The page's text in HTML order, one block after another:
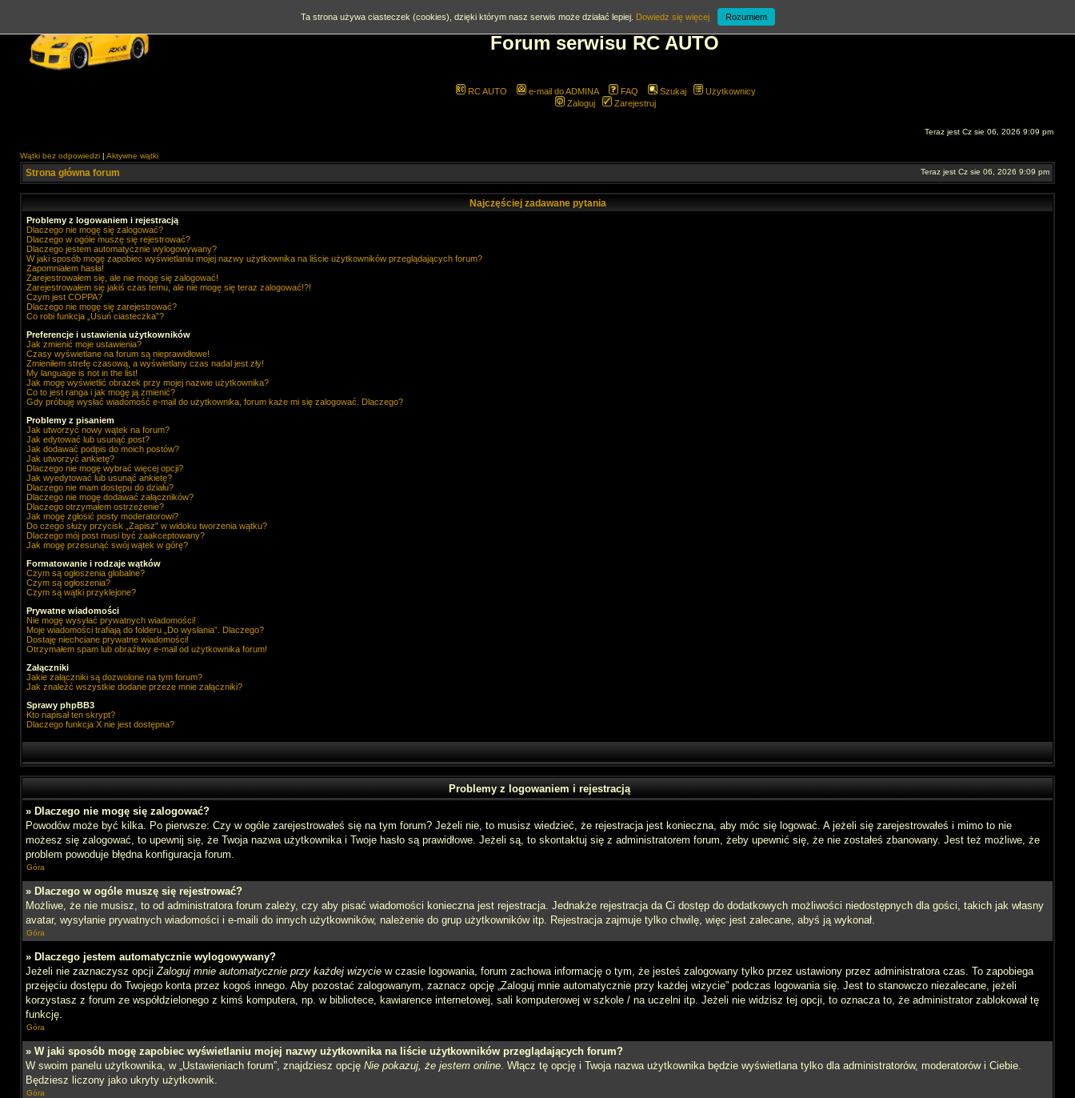
Forum serwisu RC AUTO
RC AUTO e-mail do ADMINA FAQ Szukaj
Użytkownicy
Zaloguj
Zarejestruj
Teraz jest Cz sie 06, 2026 9:09 pm
Wątki bez odpowiedzi | Aktywne wątki
Strona główna forum Teraz jest Cz sie 06, 2026 9:09 pm
Najczęściej zadawane pytania
Problemy z logowaniem i rejestracją
Dlaczego nie mogę się zalogować?
Dlaczego w ogóle muszę się rejestrować?
Dlaczego jestem automatycznie wylogowywany?
W jaki sposób mogę zapobiec wyświetlaniu mojej nazwy użytkownika na liście użytkowników przeglądających forum?
Zapomniałem hasła!
Zarejestrowałem się, ale nie mogę się zalogować!
Zarejestrowałem się jakiś czas temu, ale nie mogę się teraz zalogować!?!
Czym jest COPPA?
Dlaczego nie mogę się zarejestrować?
Co robi funkcja „Usuń ciasteczka”?
Preferencje i ustawienia użytkowników
Jak zmienić moje ustawienia?
Czasy wyświetlane na forum są nieprawidłowe!
Zmieniłem strefę czasową, a wyświetlany czas nadal jest zły!
My language is not in the list!
Jak mogę wyświetlić obrazek przy mojej nazwie użytkownika?
Co to jest ranga i jak mogę ją zmienić?
Gdy próbuję wysłać wiadomość e-mail do użytkownika, forum każe mi się zalogować. Dlaczego?
Problemy z pisaniem
Jak utworzyć nowy wątek na forum?
Jak edytować lub usunąć post?
Jak dodawać podpis do moich postów?
Jak utworzyć ankietę?
Dlaczego nie mogę wybrać więcej opcji?
Jak wyedytować lub usunąć ankietę?
Dlaczego nie mam dostępu do działu?
Dlaczego nie mogę dodawać załączników?
Dlaczego otrzymałem ostrzeżenie?
Jak mogę zgłosić posty moderatorowi?
Do czego służy przycisk „Zapisz” w widoku tworzenia wątku?
Dlaczego mój post musi być zaakceptowany?
Jak mogę przesunąć swój wątek w górę?
Formatowanie i rodzaje wątków
Czym są ogłoszenia globalne?
Czym są ogłoszenia?
Czym są wątki przyklejone?
Prywatne wiadomości
Nie mogę wysyłać prywatnych wiadomości!
Moje wiadomości trafiają do folderu „Do wysłania”. Dlaczego?
Dostaję niechciane prywatne wiadomości!
Otrzymałem spam lub obraźliwy e-mail od użytkownika forum!
Załączniki
Jakie załączniki są dozwolone na tym forum?
Jak znaleźć wszystkie dodane przeze mnie załączniki?
Sprawy phpBB3
Kto napisał ten skrypt?
Dlaczego funkcja X nie jest dostępna?
Problemy z logowaniem i rejestracją
» Dlaczego nie mogę się zalogować?
Powodów może być kilka. Po pierwsze: Czy w ogóle zarejestrowałeś się na tym forum? Jeżeli nie, to musisz wiedzieć, że rejestracja jest konieczna, aby móc się logować. A jeżeli się zarejestrowałeś i mimo to nie
możesz się zalogować, to upewnij się, że Twoja nazwa użytkownika i Twoje hasło są prawidłowe. Jeżeli są, to skontaktuj się z administratorem forum, żeby upewnić się, że nie zostałeś zbanowany. Jest też możliwe, że
problem powoduje błędna konfiguracja forum.
Góra
» Dlaczego w ogóle muszę się rejestrować?
Możliwe, że nie musisz, to od administratora forum zależy, czy aby pisać wiadomości konieczna jest rejestracja. Jednakże rejestracja da Ci dostęp do dodatkowych możliwości niedostępnych dla gości, takich jak własny
avatar, wysyłanie prywatnych wiadomości i e-maili do innych użytkowników, należenie do grup użytkowników itp. Rejestracja zajmuje tylko chwilę, więc jest zalecane, abyś ją wykonał.
Góra
» Dlaczego jestem automatycznie wylogowywany?
Jeżeli nie zaznaczysz opcjiZaloguj mnie automatycznie przy każdej wizycie w czasie logowania, forum zachowa informację o tym, że jesteś zalogowany tylko przez ustawiony przez administratora czas. To zapobiega
przejęciu dostępu do Twojego konta przez kogoś innego. Aby pozostać zalogowanym, zaznacz opcję „Zaloguj mnie automatycznie przy każdej wizycie” podczas logowania się. Jest to stanowczo niezalecane, jeżeli
korzystasz z forum ze współdzielonego z kimś komputera, np. w bibliotece, kawiarence internetowej, sali komputerowej w szkole / na uczelni itp. Jeżeli nie widzisz tej opcji, to oznacza to, że administrator zablokował tę
funkcję.
Góra
» W jaki sposób mogę zapobiec wyświetlaniu mojej nazwy użytkownika na liście użytkowników przeglądających forum?
W swoim panelu użytkownika, w „Ustawieniach forum”, znajdziesz opcję Nie pokazuj, że jestem online. Włącz tę opcję i Twoja nazwa użytkownika będzie wyświetlana tylko dla administratorów, moderatorów i Ciebie.
Będziesz liczony jako ukryty użytkownik.
Góra
Ta strona używa ciasteczek (cookies), dzięki którym nasz serwis może działać lepiej. Dowiedz się więcej Rozumiem